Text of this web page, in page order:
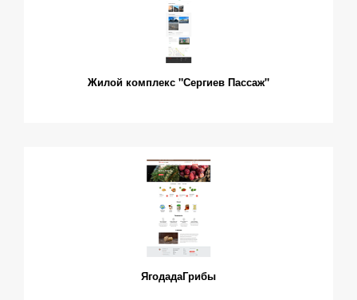
Жилой комплекс "Сергиев Пассаж"
ЯгодадаГрибы